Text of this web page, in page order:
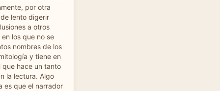
por otra
lento digerir
a otros
los que no se
nombres de los
y tiene en
que hace un tanto
la lectura. Algo
es que el narrador